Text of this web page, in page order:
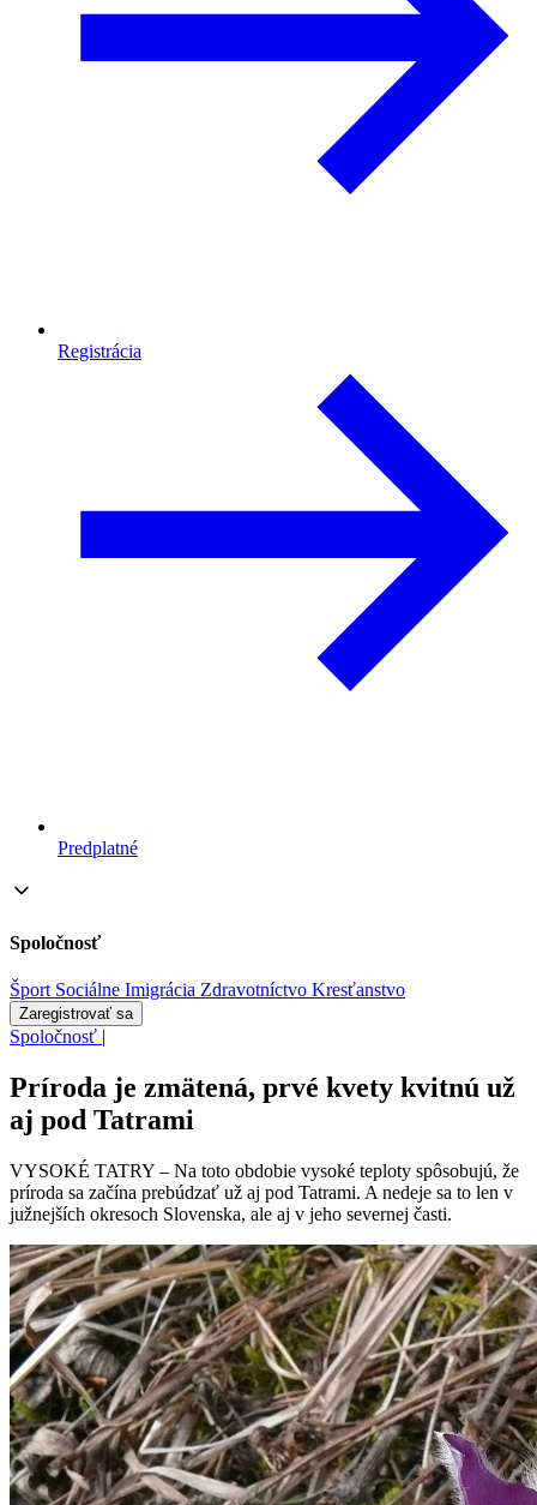
Registrácia
Predplatné
Spoločnosť
Šport Sociálne Imigrácia Zdravotníctvo Kresťanstvo
Zaregistrovať sa
Spoločnosť |
Príroda je zmätená, prvé kvety kvitnú už
aj pod Tatrami
VYSOKÉ TATRY – Na toto obdobie vysoké teploty spôsobujú, že
príroda sa začína prebúdzať už aj pod Tatrami. A nedeje sa to len v
južnejších okresoch Slovenska, ale aj v jeho severnej časti.